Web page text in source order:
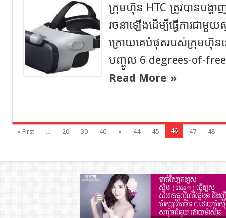
ក្រុមហ៊ុន HTC ត្រូវបានបង្ហា
រចនាឡើងដើម្បីធ្វើការជាមួ
ក្រោយគេបំផុតរបស់ក្រុមហ៊ុនន
បញ្ចូល 6 degrees-of-
Read More »
« First ... 20 30 40 « 44 45 46 47 48